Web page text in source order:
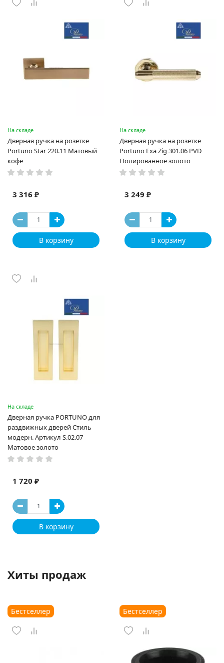
На складе
Дверная ручка на розетке
Portuno Star 220.11 Матовый
кофе
3 316 ₽
В корзину
На складе
Дверная ручка на розетке
Portuno Exa Zig 301.06 PVD
Полированное золото
3 249 ₽
В корзину
На складе
Дверная ручка PORTUNO для
раздвижных дверей Стиль
модерн. Артикул S.02.07
Матовое золото
1 720 ₽
В корзину
Хиты продаж
Бестселлер Бестселлер